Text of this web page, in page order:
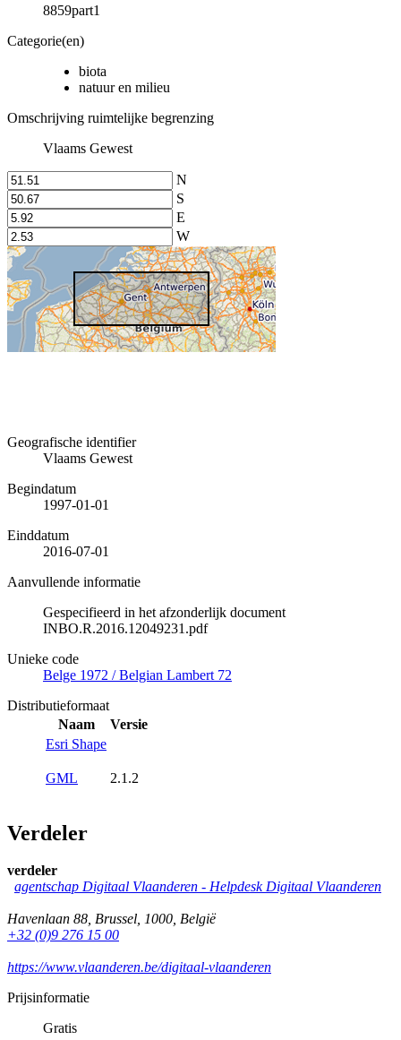
8859part1
Categorie(en)
biota
natuur en milieu
Omschrijving ruimtelijke begrenzing
Vlaams Gewest
N
S
E
W
Geografische identifier
Vlaams Gewest
Begindatum
1997-01-01
Einddatum
2016-07-01
Aanvullende informatie
Gespecifieerd in het afzonderlijk document
INBO.R.2016.12049231.pdf
Unieke code
Belge 1972 / Belgian Lambert 72
Distributieformaat
Naam
Versie
Esri Shape
GML 2.1.2
Verdeler
verdeler
agentschap Digitaal Vlaanderen - Helpdesk Digitaal Vlaanderen
Havenlaan 88, Brussel, 1000, België
+32 (0)9 276 15 00
https://www.vlaanderen.be/digitaal-vlaanderen
Prijsinformatie
Gratis